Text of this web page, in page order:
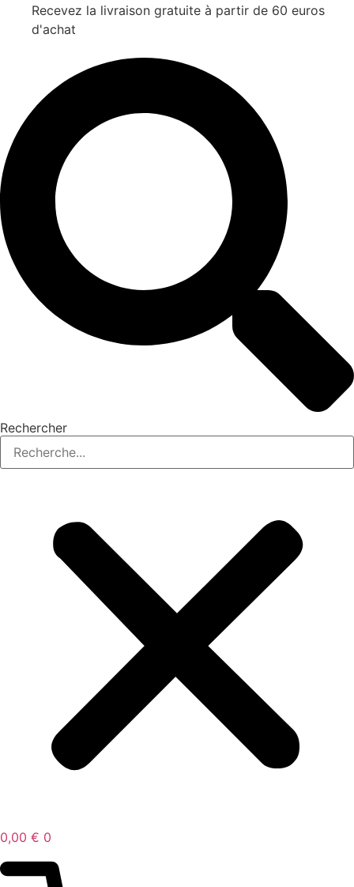
Recevez la livraison gratuite à partir de 60 euros
d'achat
Rechercher
0,00 € 0